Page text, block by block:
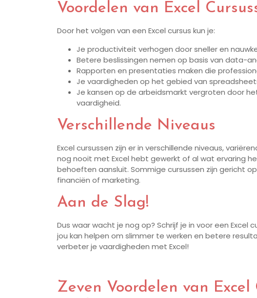
Voordelen van Excel
Door het volgen van een Excel cursus kun je:
Je productiviteit verhogen door sneller en
Betere beslissingen nemen op basis van data-
Rapporten en presentaties maken die
Je vaardigheden op het gebied van
Je kansen op de arbeidsmarkt vergroten door
vaardigheid.
Verschillende Niveaus
Excel cursussen zijn er in verschillende niveaus,
nog nooit met Excel hebt gewerkt of al wat ervaring
behoeften aansluit. Sommige cursussen zijn gericht
financiën of marketing.
Aan de Slag!
Dus waar wacht je nog op? Schrijf je in voor een
jou kan helpen om slimmer te werken en betere
verbeter je vaardigheden met Excel!
Zeven Voordelen van Excel